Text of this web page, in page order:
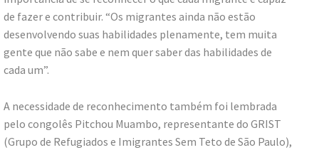
de fazer e contribuir. “Os migrantes ainda não estão
desenvolvendo suas habilidades plenamente, tem muita
gente que não sabe e nem quer saber das habilidades de
cada um”.
A necessidade de reconhecimento também foi lembrada
pelo congolês Pitchou Muambo, representante do GRIST
(Grupo de Refugiados e Imigrantes Sem Teto de São Paulo),